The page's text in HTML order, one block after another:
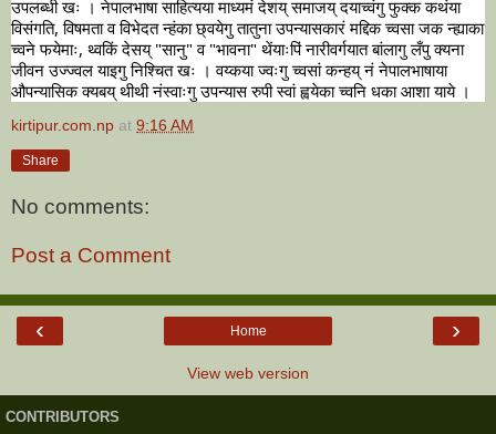
उपलब्धी खः । नेपालभाषा साहित्यया माध्यमं देशय् समाजय् दयाच्वंगु फुक्क कथंया
विसंगति, विषमता व विभेदत न्हंका छ्वयेगु तातुना उपन्यासकारं मद्दिक च्वसा जक न्ह्याका
च्वने फयेमाः, थ्वकिं देसय् "सानु" व "भावना" थेंयाःपिं नारीवर्गयात बांलागु लँपु क्यना
जीवन उज्ज्वल याइगु निश्चित खः । वय्कया ज्वःगु च्वसां कन्हय् नं नेपालभाषाया
औपन्यासिक क्यबय् थीथी नंस्वाःगु उपन्यास रुपी स्वां ह्वयेका च्वनि धका आशा याये ।
kirtipur.com.np at 9:16 AM
Share
No comments:
Post a Comment
‹ ›
Home
View web version
CONTRIBUTORS